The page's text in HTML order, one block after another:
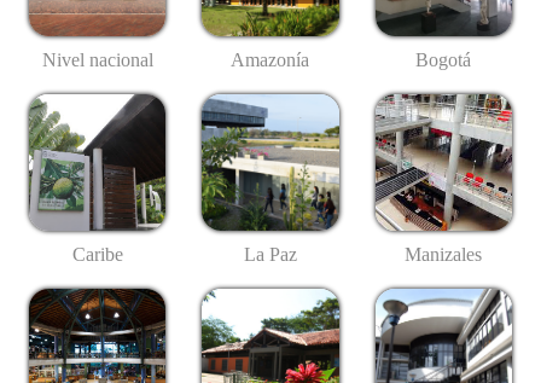
Nivel nacional Amazonía Bogotá
Caribe La Paz Manizales